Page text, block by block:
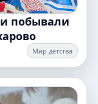
побывали
Мир детства